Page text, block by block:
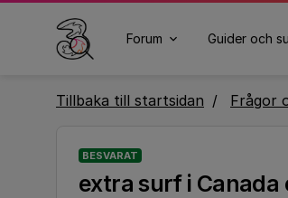
Forum Guider och
Tillbaka till startsidan Frågor
BESVARAT
extra surf i